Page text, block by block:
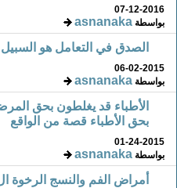
07-12-2016
بواسطةasnanaka
الصدق في التعامل هو السبيل
06-02-2015
بواسطةasnanaka
الأطباء قد يغلطون بحق
بحق الأطباء قصة من الواقع
01-24-2015
بواسطةasnanaka
أمراض الفم والنسج الرخوة ال 12 الأكثر